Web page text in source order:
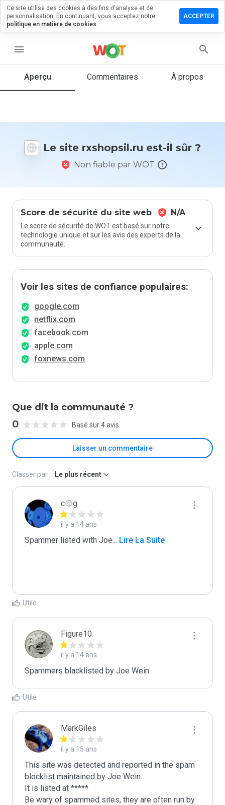
menu
Aperçu Commentaires À propos
Le site rxshopsil.ru est-il sûr ?
Non fiable par WOT
Score de sécurité du site web N/A
Le score de sécurité de WOT est basé sur notre
technologie unique et sur les avis des experts de la
communauté.
Voir les sites de confiance populaires:
google.com
netflix.com
facebook.com
apple.com
foxnews.com
Que dit la communauté ?
0 Basé sur 4 avis
Laisser un commentaire
un
1 et 5
vous à ce
site ?
Classer par : Le plus récent
c۞g
il y a 14 ans
Spammer listed with Joe... Lire La Suite
Utile
Figure10
il y a 14 ans
Spammers blacklisted by Joe Wein.
Utile
MarkGiles
il y a 15 ans
This site was detected and reported in the spam
blocklist maintained by Joe Wein.
It is listed at *****
Be wary of spammed sites, they are often run by
Ce site utilise des cookies à des fins d'analyse et de
personnalisation. En continuant, vous acceptez notre
politique en matière de cookies.
ACCEPTER